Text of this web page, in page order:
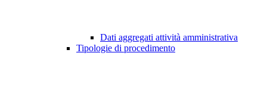
Dati aggregati attività amministrativa
Tipologie di procedimento